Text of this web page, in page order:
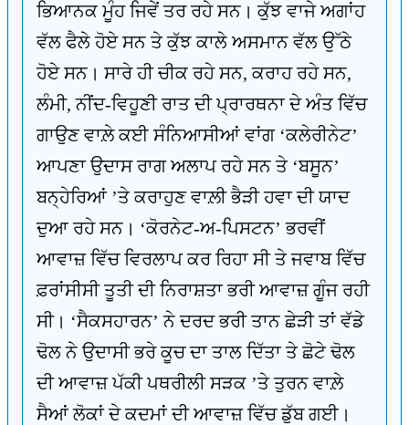
ਭਿਆਨਕ ਮੂੰਹ ਜਿਵੇਂ ਤਰ ਰਹੇ ਸਨ। ਕੁੱਝ ਵਾਜੇ ਅਗਾਂਹ
ਵੱਲ ਫੈਲੇ ਹੋਏ ਸਨ ਤੇ ਕੁੱਝ ਕਾਲੇ ਅਸਮਾਨ ਵੱਲ ਉੱਠੇ
ਹੋਏ ਸਨ। ਸਾਰੇ ਹੀ ਚੀਕ ਰਹੇ ਸਨ, ਕਰਾਹ ਰਹੇ ਸਨ,
ਲੰਮੀ, ਨੀਂਦ-ਵਿਹੂਣੀ ਰਾਤ ਦੀ ਪ੍ਰਾਰਥਨਾ ਦੇ ਅੰਤ ਵਿੱਚ
ਗਾਉਣ ਵਾਲ਼ੇ ਕਈ ਸੰਨਿਆਸੀਆਂ ਵਾਂਗ ‘ਕਲੇਰੀਨੇਟ’
ਆਪਣਾ ਉਦਾਸ ਰਾਗ ਅਲਾਪ ਰਹੇ ਸਨ ਤੇ ‘ਬਸੂਨ’
ਬਨ੍ਹੇਰਿਆਂ ’ਤੇ ਕਰਾਹੁਣ ਵਾਲ਼ੀ ਭੈੜੀ ਹਵਾ ਦੀ ਯਾਦ
ਦੁਆ ਰਹੇ ਸਨ। ‘ਕੋਰਨੇਟ-ਅ-ਪਿਸਟਨ’ ਭਰਵੀਂ
ਆਵਾਜ਼ ਵਿੱਚ ਵਿਰਲਾਪ ਕਰ ਰਿਹਾ ਸੀ ਤੇ ਜਵਾਬ ਵਿੱਚ
ਫ਼ਰਾਂਸੀਸੀ ਤੂਤੀ ਦੀ ਨਿਰਾਸ਼ਤਾ ਭਰੀ ਆਵਾਜ਼ ਗੂੰਜ ਰਹੀ
ਸੀ। ‘ਸੈਕਸਹਾਰਨ’ ਨੇ ਦਰਦ ਭਰੀ ਤਾਨ ਛੇੜੀ ਤਾਂ ਵੱਡੇ
ਢੋਲ ਨੇ ਉਦਾਸੀ ਭਰੇ ਕੂਚ ਦਾ ਤਾਲ ਦਿੱਤਾ ਤੇ ਛੋਟੇ ਢੋਲ
ਦੀ ਆਵਾਜ਼ ਪੱਕੀ ਪਥਰੀਲੀ ਸੜਕ ’ਤੇ ਤੁਰਨ ਵਾਲ਼ੇ
ਸੈਆਂ ਲੋਕਾਂ ਦੇ ਕਦਮਾਂ ਦੀ ਆਵਾਜ਼ ਵਿੱਚ ਡੁੱਬ ਗਈ।